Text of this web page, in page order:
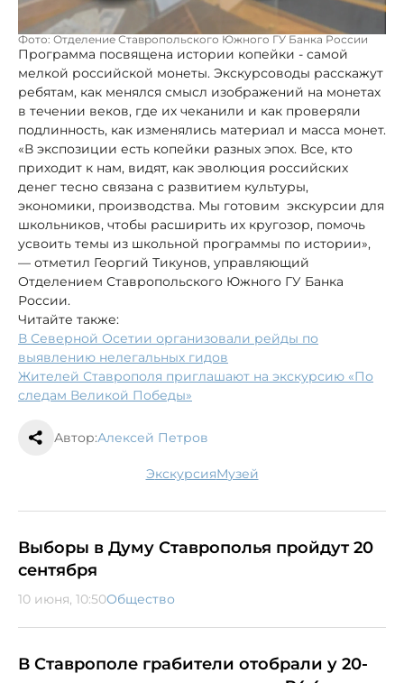
Фото: Отделение Ставропольского Южного ГУ Банка России
Программа посвящена истории копейки - самой
мелкой российской монеты. Экскурсоводы расскажут
ребятам, как менялся смысл изображений на монетах
в течении веков, где их чеканили и как проверяли
подлинность, как изменялись материал и масса монет.
«В экспозиции есть копейки разных эпох. Все, кто
приходит к нам, видят, как эволюция российских
денег тесно связана с развитием культуры,
экономики, производства. Мы готовим экскурсии для
школьников, чтобы расширить их кругозор, помочь
усвоить темы из школьной программы по истории»,
— отметил Георгий Тикунов, управляющий
Отделением Ставропольского Южного ГУ Банка
России.
Читайте также:
В Северной Осетии организовали рейды по
выявлению нелегальных гидов
Жителей Ставрополя приглашают на экскурсию «По
следам Великой Победы»
Автор:Алексей Петров
экскурсия музей
Выборы в Думу Ставрополья пройдут 20
сентября
10 июня, 10:50Общество
В Ставрополе грабители отобрали у 20-